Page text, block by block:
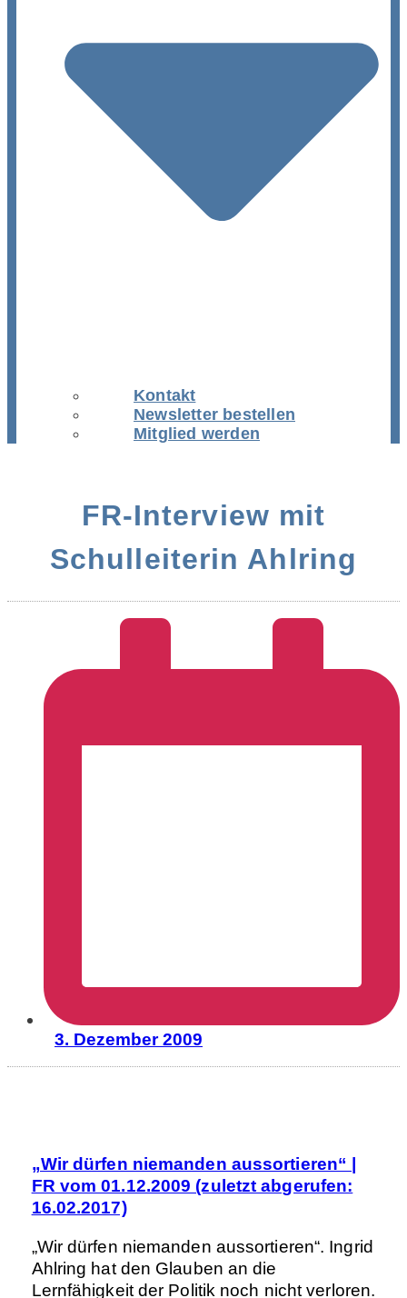
Kontakt
Newsletter bestellen
Mitglied werden
FR-Interview mit
Schulleiterin Ahlring
3. Dezember 2009
„Wir dürfen niemanden aussortieren“ |
FR vom 01.12.2009 (zuletzt abgerufen:
16.02.2017)
„Wir dürfen niemanden aussortieren“. Ingrid
Ahlring hat den Glauben an die
Lernfähigkeit der Politik noch nicht verloren.